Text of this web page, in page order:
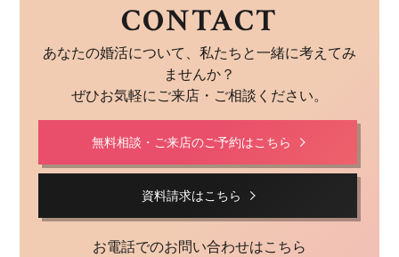
CONTACT
あなたの婚活について、私たちと一緒に考えてみ
ませんか？
ぜひお気軽にご来店・ご相談ください。
無料相談・ご来店のご予約はこちら
資料請求はこちら
お電話でのお問い合わせはこちら